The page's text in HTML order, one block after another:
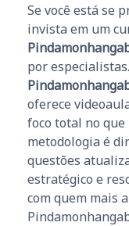
Se você está se
invista em um
por
oferece
foco total no
metodologia é
questões
estratégico e
com quem mais